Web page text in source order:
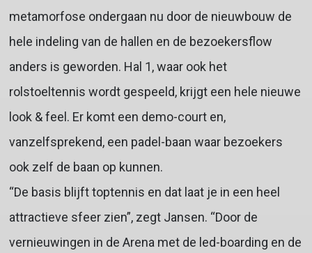
metamorfose ondergaan nu door de nieuwbouw de
hele indeling van de hallen en de bezoekersflow
anders is geworden. Hal 1, waar ook het
rolstoeltennis wordt gespeeld, krijgt een hele nieuwe
look & feel. Er komt een demo-court en,
vanzelfsprekend, een padel-baan waar bezoekers
ook zelf de baan op kunnen.
“De basis blijft toptennis en dat laat je in een heel
attractieve sfeer zien”, zegt Jansen. “Door de
vernieuwingen in de Arena met de led-boarding en de